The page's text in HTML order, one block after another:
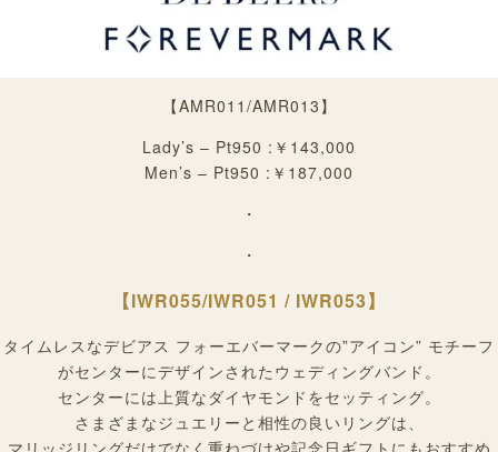
【AMR011/AMR013 】
Lady’s – Pt950 :￥143,000
Men’s – Pt950 :￥187,000
・
・
【IWR055/IWR051 / IWR053】
タイムレスなデビアス フォーエバーマークの”アイコン” モチーフ
がセンターにデザインされたウェディングバンド。
センターには上質なダイヤモンドをセッティング。
さまざまなジュエリーと相性の良いリングは、
マリッジリングだけでなく重ねづけや記念日ギフトにもおすすめ